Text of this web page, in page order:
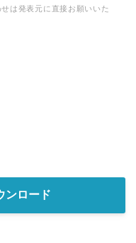
は発表元に直接お願いいた
ンロード